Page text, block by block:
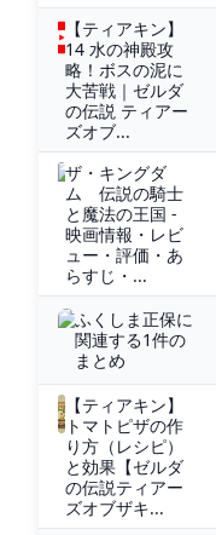
【ティアキン】
14 水の神殿攻
略！ボスの泥に
大苦戦｜ゼルダ
の伝説 ティアー
ズオブ...
ザ・キングダ
ム 伝説の騎士
と魔法の王国 -
映画情報・レビ
ュー・評価・あ
らすじ・...
ふくしま正保に
関連する1件の
まとめ
【ティアキン】
トマトピザの作
り方（レシピ）
と効果【ゼルダ
の伝説ティアー
ズオブザキ...